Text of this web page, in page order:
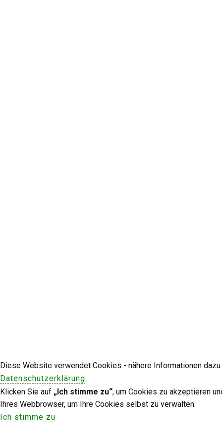
Diese Website verwendet Cookies - nähere Informationen
Datenschutzerklärung.
Klicken Sie auf „Ich stimme zu“, um Cookies zu akzeptieren
Ihres Webbrowser, um Ihre Cookies selbst zu verwalten.
Ich stimme zu